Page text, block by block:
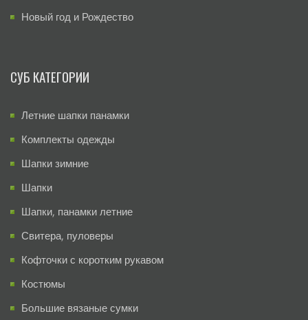
Новый год и Рождество
СУБ КАТЕГОРИИ
Летние шапки панамки
Комплекты одежды
Шапки зимние
Шапки
Шапки, панамки летние
Свитера, пуловеры
Кофточки с коротким рукавом
Костюмы
Большие вязаные сумки